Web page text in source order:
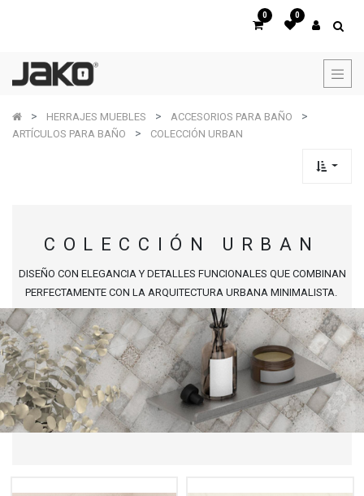
0 0
HERRAJES MUEBLES
ACCESORIOS PARA BAÑO
ARTÍCULOS PARA BAÑO
COLECCIÓN URBAN
COLECCIÓN URBAN
DISEÑO CON ELEGANCIA Y DETALLES FUNCIONALES QUE COMBINAN
PERFECTAMENTE CON LA ARQUITECTURA URBANA MINIMALISTA.